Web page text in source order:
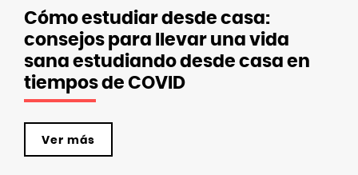
Cómo estudiar desde casa:
consejos para llevar una vida
sana estudiando desde casa en
tiempos de COVID
Ver más